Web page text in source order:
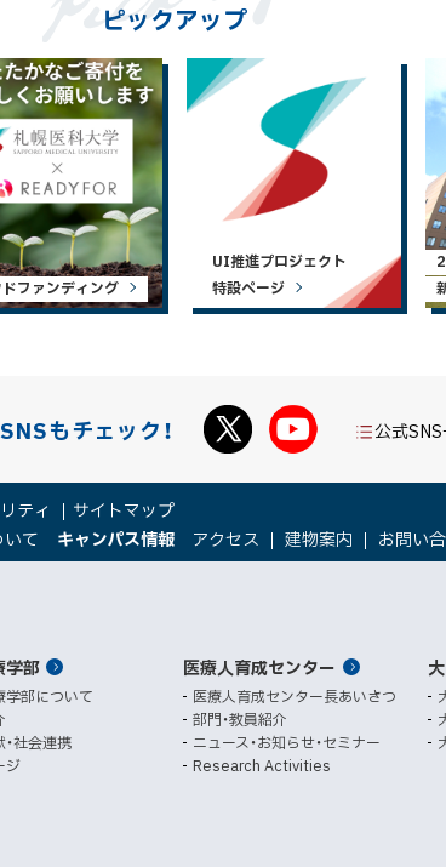
ピックアップ
ファンディング
UI推進プロジェクト
特設ページ
もチェック！ 公式
ティ サイトマップ
て キャンパス情報 アクセス
（
新
ド
で
開
き
ま
建物案内
（
新
で
お問い
学部
学部について
社会連携
ジ
医療人育成センター
医療人育成センター長あいさつ
部門・教員紹介
ニュース・お知らせ・セミナー
Research Activities